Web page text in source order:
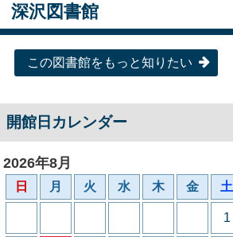
深沢図書館
この図書館をもっと知りたい
開館日カレンダー
2026年8月
日 月 火 水 木 金 土
1